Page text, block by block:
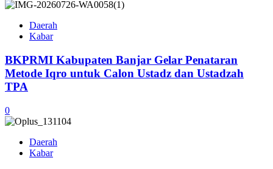
Daerah
Kabar
BKPRMI Kabupaten Banjar Gelar Penataran
Metode Iqro untuk Calon Ustadz dan Ustadzah
TPA
0
Daerah
Kabar